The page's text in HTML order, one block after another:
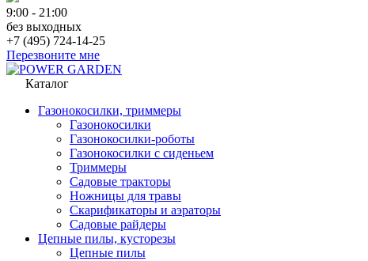
9:00 - 21:00
без выходных
+7 (495) 724-14-25
Перезвоните мне
Каталог
Газонокосилки, триммеры
Газонокосилки
Газонокосилки-роботы
Газонокосилки с сиденьем
Триммеры
Садовые тракторы
Ножницы для травы
Скарификаторы и аэраторы
Садовые райдеры
Цепные пилы, кусторезы
Цепные пилы